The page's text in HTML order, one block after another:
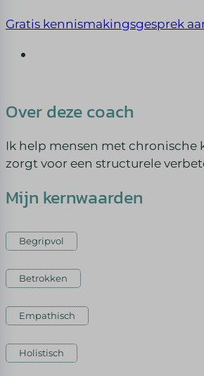
Gratis kennismakingsgesprek
Over deze coach
Ik help mensen met chronische
zorgt voor een structurele
Mijn kernwaarden
Begripvol
Betrokken
Empathisch
Holistisch